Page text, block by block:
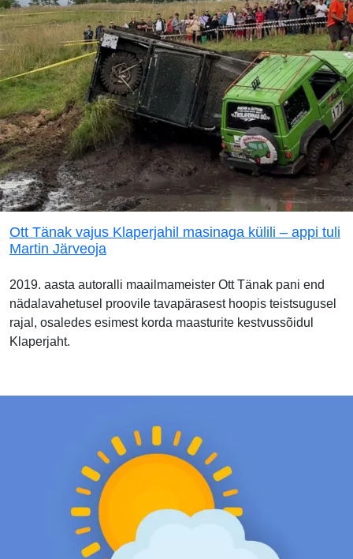
Ott Tänak vajus Klaperjahil masinaga külili – appi tuli
Martin Järveoja
2019. aasta autoralli maailmameister Ott Tänak pani end
nädalavahetusel proovile tavapärasest hoopis teistsugusel
rajal, osaledes esimest korda maasturite kestvussõidul
Klaperjaht.